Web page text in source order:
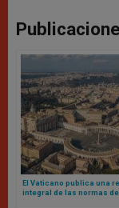
El Vaticano publica una
integral de las normas de